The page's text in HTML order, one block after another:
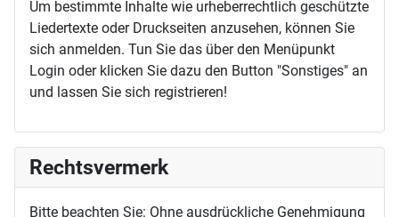
Um bestimmte Inhalte wie urheberrechtlich geschützte
Liedertexte oder Druckseiten anzusehen, können Sie
sich anmelden. Tun Sie das über den Menüpunkt
Login oder klicken Sie dazu den Button "Sonstiges" an
und lassen Sie sich registrieren!
Rechtsvermerk
Bitte beachten Sie: Ohne ausdrückliche Genehmigung